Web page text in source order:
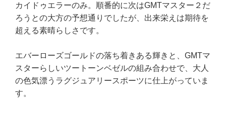
カイドゥエラーのみ。順番的に次はGMTマスター２だ
ろうとの大方の予想通りでしたが、出来栄えは期待を
超える素晴らしさです。
エバーローズゴールドの落ち着きある輝きと、GMTマ
スターらしいツートーンベゼルの組み合わせで、大人
の色気漂うラグジュアリースポーツに仕上がっていま
す。